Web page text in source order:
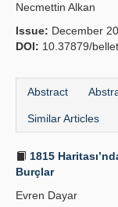
Necmettin Alkan
Issue: December
DOI: 10.37879/
Abstract
Similar Articles
1815
Burçlar
Evren Dayar